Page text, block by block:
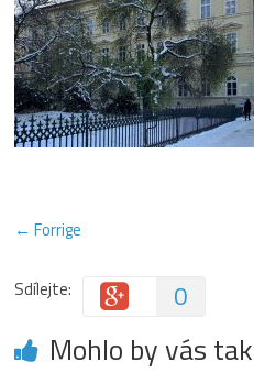
← Forrige
Sdílejte: 0
Mohlo by vás